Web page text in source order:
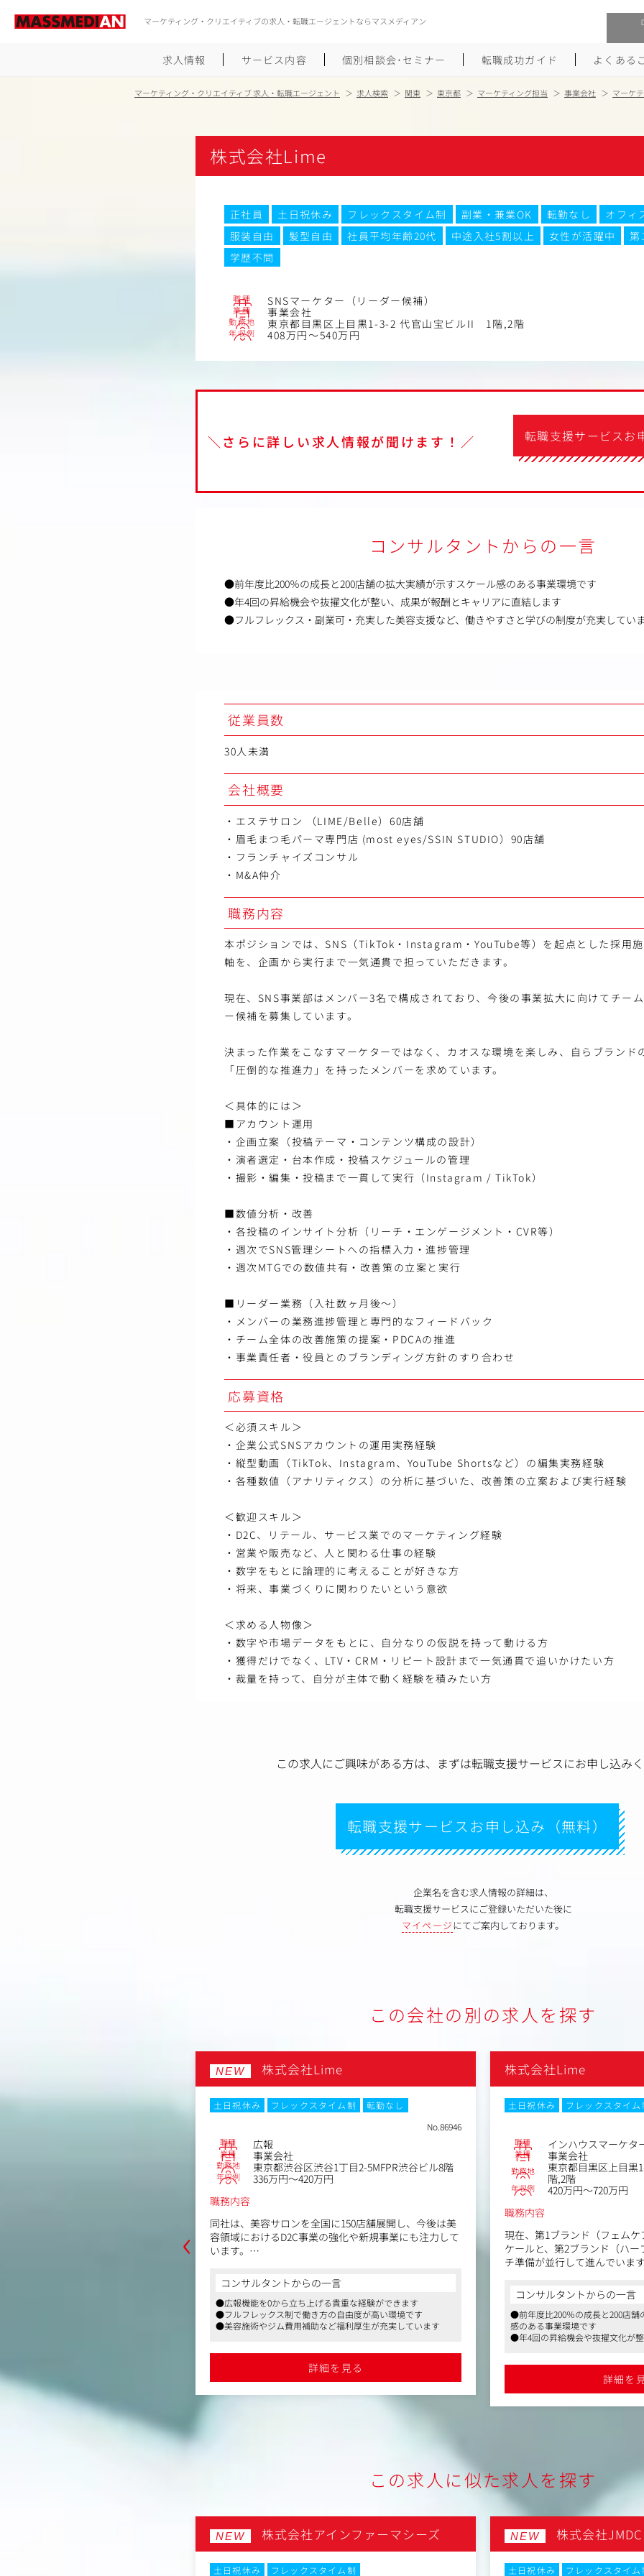
マーケティング・クリエイティブの求人・転職エージェントならマスメディアン
求人情報 サービス内容 個別相談会･セミナー 転職成功ガイド
転職活動を始めるにあたり
ポートフォリオのつくり方
メーカー・事業会社への転職
しゅふクリ･ママクリ転職
よくある
マーケティング・クリエイティブ 求人・転職エージェント 求人検索 関東 東京都 マーケティング担当 事業会社 マーケ
株式会社Lime
正社員 土日祝休み フレックスタイム制 副業・兼業OK 転勤なし
オフィ
服装自由
髪型自由 社員平均年齢20代 中途入社5割以上 女性が活躍中
第
学歴不問
職種 SNSマーケター（リーダー候補）
業種 事業会社
勤務地 東京都目黒区上目黒1-3-2 代官山宝ビルII 1階,2階
年収例 408万円～540万円
＼さらに詳しい求人情報が聞けます！／ 転職支援サービスお
コンサルタントからの一言
●前年度比200％の成長と200店舗の拡大実績が示すスケール感のある事業環境です
●年4回の昇給機会や抜擢文化が整い、成果が報酬とキャリアに直結します
●フルフレックス・副業可・充実した美容支援など、働きやすさと学びの制度が充実してい
従業員数
30人未満
会社概要
・エステサロン （LIME/Belle）60店舗
・眉毛まつ毛パーマ専門店 (most eyes/SSIN STUDIO）90店舗
・フランチャイズコンサル
・M&A仲介
職務内容
本ポジションでは、SNS（TikTok・Instagram・YouTube等）を起点とした採用
軸を、企画から実行まで一気通貫で担っていただきます。
現在、SNS事業部はメンバー3名で構成されており、今後の事業拡大に向けてチー
ー候補を募集しています。
決まった作業をこなすマーケターではなく、カオスな環境を楽しみ、自らブランド
「圧倒的な推進力」を持ったメンバーを求めています。
＜具体的には＞
■アカウント運用
・企画立案（投稿テーマ・コンテンツ構成の設計）
・演者選定・台本作成・投稿スケジュールの管理
・撮影・編集・投稿まで一貫して実行（Instagram / TikTok）
■数値分析・改善
・各投稿のインサイト分析（リーチ・エンゲージメント・CVR等）
・週次でSNS管理シートへの指標入力・進捗管理
・週次MTGでの数値共有・改善策の立案と実行
■リーダー業務（入社数ヶ月後～）
・メンバーの業務進捗管理と専門的なフィードバック
・チーム全体の改善施策の提案・PDCAの推進
・事業責任者・役員とのブランディング方針のすり合わせ
応募資格
＜必須スキル＞
・企業公式SNSアカウントの運用実務経験
・縦型動画（TikTok、Instagram、YouTube Shortsなど）の編集実務経験
・各種数値（アナリティクス）の分析に基づいた、改善策の立案および実行経験
＜歓迎スキル＞
・D2C、リテール、サービス業でのマーケティング経験
・営業や販売など、人と関わる仕事の経験
・数字をもとに論理的に考えることが好きな方
・将来、事業づくりに関わりたいという意欲
＜求める人物像＞
・数字や市場データをもとに、自分なりの仮説を持って動ける方
・獲得だけでなく、LTV・CRM・リピート設計まで一気通貫で追いかけたい方
・裁量を持って、自分が主体で動く経験を積みたい方
この求人にご興味がある方は、 まずは転職支援サービスにお申し込み
転職支援サービスお申し込み（無料）
企業名を含む求人情報の詳細は、
転職支援サービスにご登録いただいた後に
マイページにてご案内しております。
この会社の別の求人を探す
‹
実しています
詳細を見る
NEW 株式会社Lime
土日祝休み フレックスタイム制
転勤なし
No.86946
職種 広報
業種 事業会社
勤務地 東京都渋谷区渋谷1丁目2-5MFPR渋谷ビル8階
年収例
336万円～420万円
職務内容
同社は、美容サロンを全国に150店舗展開し、今後は美
容領域におけるD2C事業の強化や新規事業にも注力して
います。
一方で、マーケティング・広報の機能はまだ発展途上で
あり、会社としての発信力を高めることで、事業成長の
加速と企業ブランドの確立が必要なフェーズです。
現在、広報専任人材はおらず、人事責任者が兼任して発
立ち上げ・強化」を担っていただける経験者の方を募集
以下のような広報業務を、事業責任者や代表とともに企
・メディアリレーション構築・対応（TV、雑誌、We
・代表やブランドの対外発信の支援（インタビュー対
応、登壇資料など）
・求人媒体（wantedly等）の運用
コンサルタントからの一言
●広報機能を0から立ち上げる貴重な経験ができます
●フルフレックス制で働き方の自由度が高い環境です
●美容施術やジム費用補助など福利厚生が充実しています
詳細を見る
株式会社Lime
土日祝休み フレックスタイム
職種 インハウスマーケタ
業種 事業会社
勤務地
東京都目黒区上目
階,2階
年収例
420万円～720万円
職務内容
現在、第1ブランド（フェムケ
ケールと、第2ブランド（ハ
チ準備が並行して進んでいま
D2C事業において最も重要な
はなく、お客様に長く愛され
値）」の最大化です。
昨年立ち上げた事業ですが、
算1,000万円規模で既に事業
広告運用では「CPA（獲得単
いう視点ではなく、その先の
か」を自ら仮説を持って考え
わっていただきたいと考えて
入社いただく方には広告運用
つ、ゆくゆくはブランドマネ
を丸ごと担うキャリアパスを
コンサルタントからの一言
●前年度比200％の成長と200店舗
感のある事業環境です
●年4回の昇給機会や抜擢文化が
詳細を
この求人に似た求人を探す
NEW 株式会社アインファーマシーズ
土日祝休み フレックスタイム制
NEW 株式会社JMDC
土日祝休み フレックスタイム